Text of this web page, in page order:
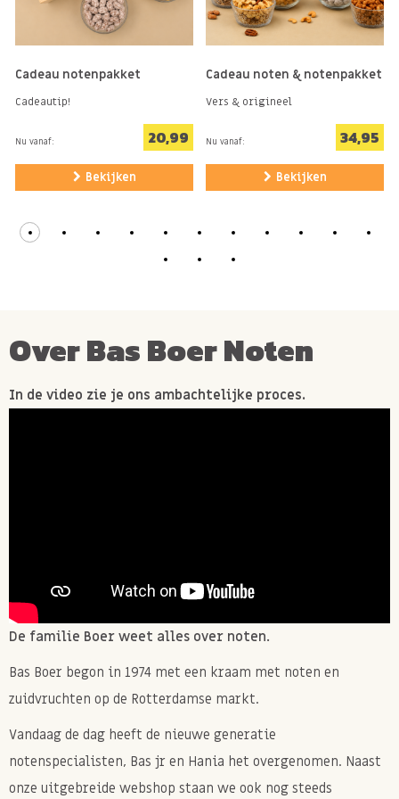
Cadeau tips
Ben je op zoek naar een kleiner of voordeliger cadeau?
Dan zijn ook onderstaande pakketten leuk om te
geven!
Cadeau notenpakket in houten kistje
Cadeau notenpakket
Cadeautip!
Nu vanaf: 20,99
Bekijken
Cadeau noten & notenpakket
Vers & origineel
Nu vanaf: 34,95
Bekijken
Over Bas Boer Noten
De familie Boer weet alles over noten.
Bas Boer begon in 1974 met een kraam met noten en
zuidvruchten op de Rotterdamse markt.
Vandaag de dag heeft de nieuwe generatie
notenspecialisten, Bas jr en Hania het overgenomen. Naast
onze uitgebreide webshop staan we ook nog steeds
In de video zie je ons ambachtelijke proces.